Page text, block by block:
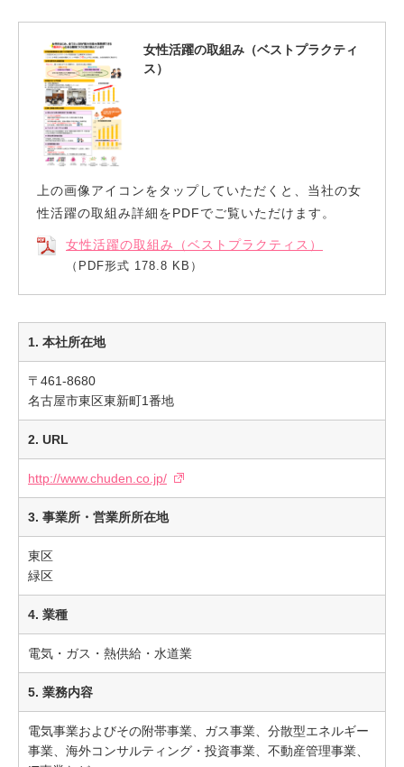
女性活躍の取組み（ベストプラクティ
ス）
上の画像アイコンを タップしていただくと、当社の女
性活躍の取組み詳細をPDFでご覧いただけます。
女性活躍の取組み（ベストプラクティス）
（PDF形式 178.8 KB）
1. 本社所在地
〒461-8680
名古屋市東区東新町1番地
2. URL
http://www.chuden.co.jp/
3. 事業所・営業所所在地
東区
緑区
4. 業種
電気・ガス・熱供給・水道業
5. 業務内容
電気事業およびその附帯事業、ガス事業、分散型エネルギー
事業、海外コンサルティング・投資事業、不動産管理事業、